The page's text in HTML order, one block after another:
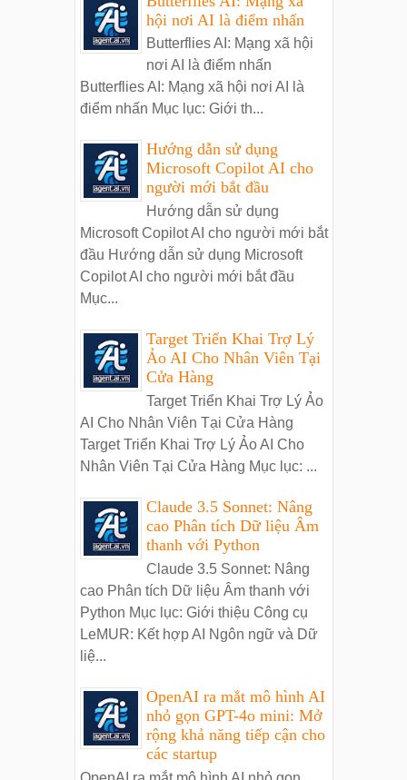
hội nơi AI là điểm nhấn
Butterflies AI: Mạng xã hội
nơi AI là điểm nhấn
Butterflies AI: Mạng xã hội nơi AI là
điểm nhấn Mục lục: Giới th...
Hướng dẫn sử dụng
Microsoft Copilot AI cho
người mới bắt đầu
Hướng dẫn sử dụng
Microsoft Copilot AI cho người mới bắt
đầu Hướng dẫn sử dụng Microsoft
Copilot AI cho người mới bắt đầu
Mục...
Target Triển Khai Trợ Lý
Ảo AI Cho Nhân Viên Tại
Cửa Hàng
Target Triển Khai Trợ Lý Ảo
AI Cho Nhân Viên Tại Cửa Hàng
Target Triển Khai Trợ Lý Ảo AI Cho
Nhân Viên Tại Cửa Hàng Mục lục: ...
Claude 3.5 Sonnet: Nâng
cao Phân tích Dữ liệu Âm
thanh với Python
Claude 3.5 Sonnet: Nâng
cao Phân tích Dữ liệu Âm thanh với
Python Mục lục: Giới thiệu Công cụ
LeMUR: Kết hợp AI Ngôn ngữ và Dữ
liệ...
OpenAI ra mắt mô hình AI
nhỏ gọn GPT-4o mini: Mở
rộng khả năng tiếp cận cho
các startup